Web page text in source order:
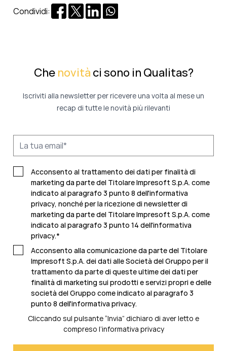
Condividi:
Che novità ci sono in Qualitas?
Iscriviti alla newsletter per ricevere una volta al mese un
recap di tutte le novità più rilevanti
Acconsento al trattamento dei dati per finalità di
marketing da parte del Titolare Impresoft S.p.A. come
indicato al paragrafo 3 punto 8 dell'informativa
privacy, nonché per la ricezione di newsletter di
marketing da parte del Titolare Impresoft S.p.A. come
indicato al paragrafo 3 punto 14 dell'informativa
privacy.*
Acconsento alla comunicazione da parte del Titolare
Impresoft S.p.A. dei dati alle Società del Gruppo per il
trattamento da parte di queste ultime dei dati per
finalità di marketing sui prodotti e servizi propri e delle
società del Gruppo come indicato al paragrafo 3
punto 8 dell'informativa privacy.
Cliccando sul pulsante “Invia” dichiaro di aver letto e
compreso l’informativa privacy